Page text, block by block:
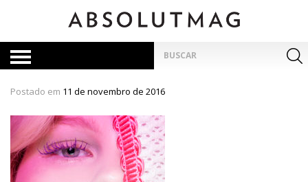
por:
Postado em 11 de novembro de 2016